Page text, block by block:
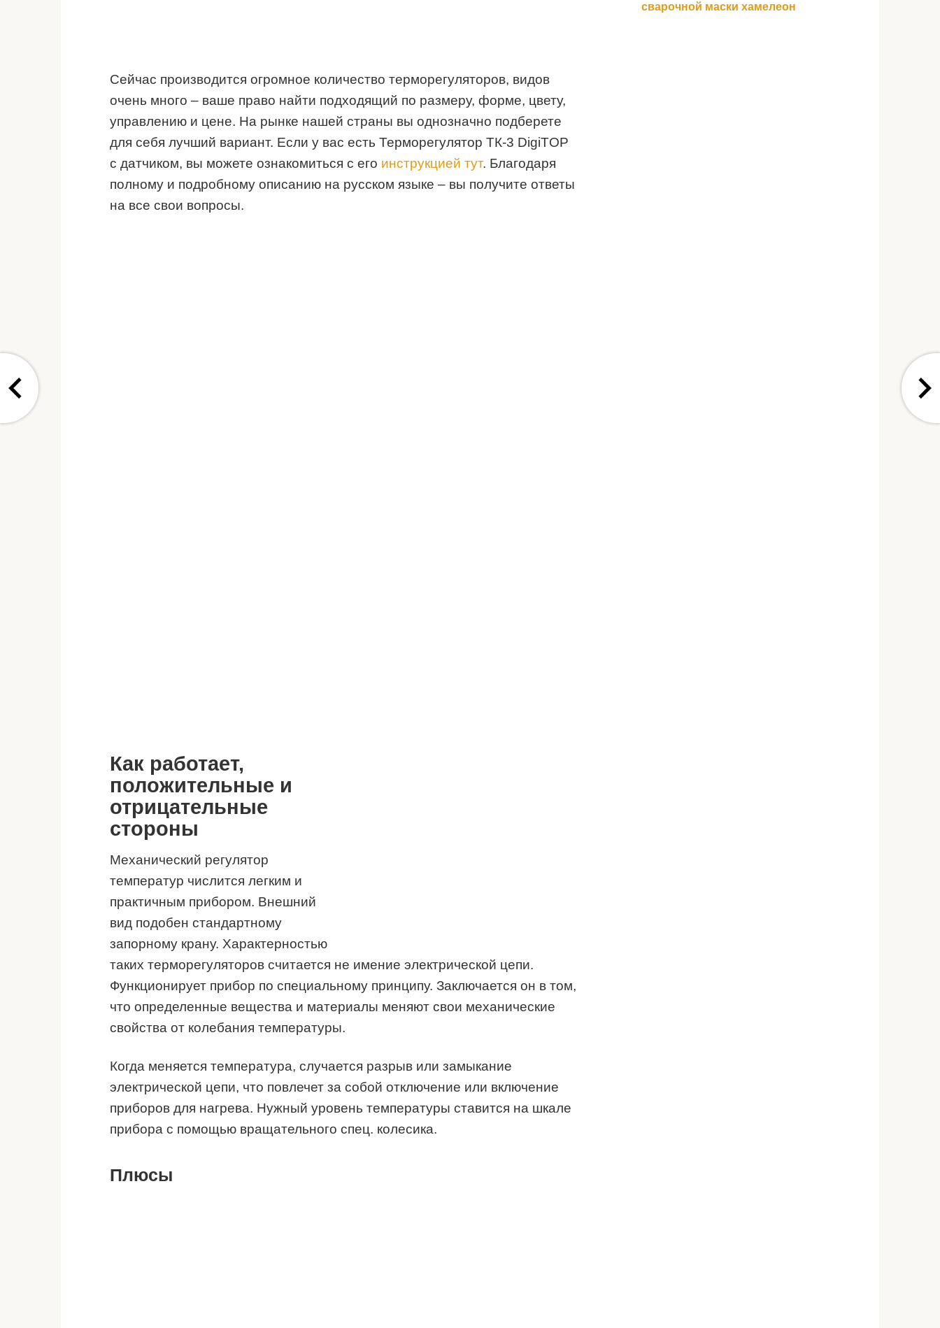
Сейчас производится огромное количество терморегуляторов, видов
очень много – ваше право найти подходящий по размеру, форме, цвету,
управлению и цене. На рынке нашей страны вы однозначно подберете
для себя лучший вариант. Если у вас есть Терморегулятор ТК-3 DigiTOP
с датчиком, вы можете ознакомиться с его инструкцией тут. Благодаря
полному и подробному описанию на русском языке – вы получите ответы
на все свои вопросы.
Как работает,
положительные и
отрицательные
стороны
Механический регулятор
температур числится легким и
практичным прибором. Внешний
вид подобен стандартному
запорному крану. Характерностью
таких терморегуляторов считается не имение электрической цепи.
Функционирует прибор по специальному принципу. Заключается он в том,
что определенные вещества и материалы меняют свои механические
свойства от колебания температуры.
Когда меняется температура, случается разрыв или замыкание
электрической цепи, что повлечет за собой отключение или включение
приборов для нагрева. Нужный уровень температуры ставится на шкале
прибора с помощью вращательного спец. колесика.
Плюсы
сварочной маски хамелеон